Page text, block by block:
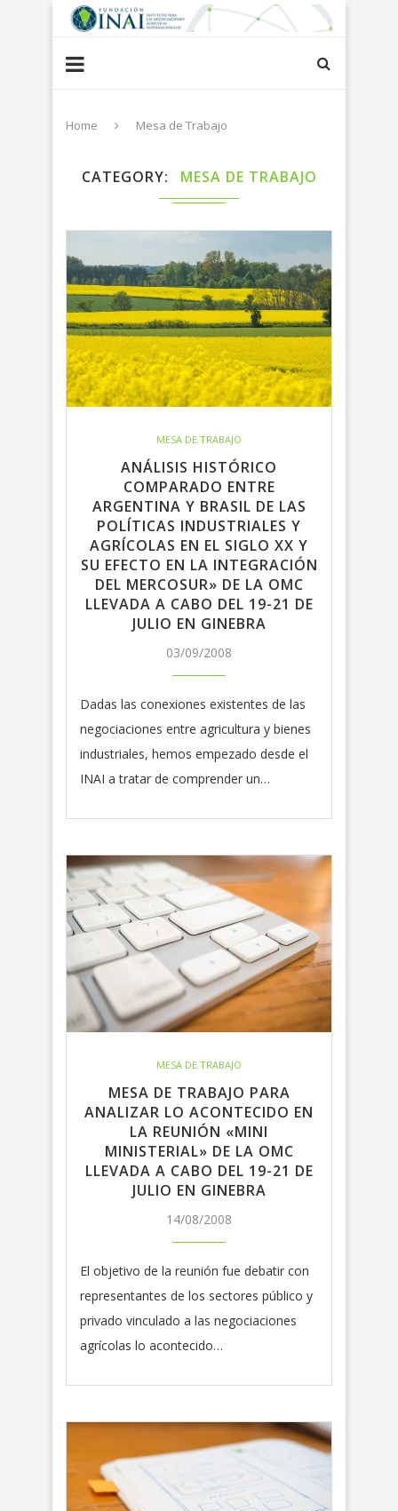
Home Mesa de Trabajo
CATEGORY MESA DE TRABAJO
MESA DE TRABAJO
ANÁLISIS HISTÓRICO
COMPARADO ENTRE
ARGENTINA Y BRASIL DE LAS
POLÍTICAS INDUSTRIALES Y
AGRÍCOLAS EN EL SIGLO XX Y
SU EFECTO EN LA INTEGRACIÓN
DEL MERCOSUR» DE LA OMC
LLEVADA A CABO DEL 19-21 DE
JULIO EN GINEBRA
03/09/2008
Dadas las conexiones existentes de las
negociaciones entre agricultura y bienes
industriales, hemos empezado desde el
INAI a tratar de comprender un…
MESA DE TRABAJO
MESA DE TRABAJO PARA
ANALIZAR LO ACONTECIDO EN
LA REUNIÓN «MINI
MINISTERIAL» DE LA OMC
LLEVADA A CABO DEL 19-21 DE
JULIO EN GINEBRA
14/08/2008
El objetivo de la reunión fue debatir con
representantes de los sectores público y
privado vinculado a las negociaciones
agrícolas lo acontecido…